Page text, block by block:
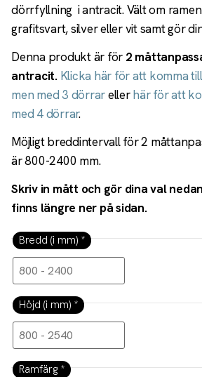
dörrfyllning i antracit. Vält om
grafitsvart, silver eller vit samt gör
Denna produkt är för 2
antracit. Klicka här för att komma
men med 3 dörrarellerhär för att
med 4 dörrar.
Möjligt breddintervall för 2
är 800-2400 mm.
Skriv in mått och gör dina val
finns längre ner på sidan.
Bredd (i mm) *
Höjd (i mm) *
Ramfärg *